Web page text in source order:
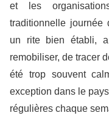
et les
traditionnelle journée
un rite bien établi,
remobiliser, de tracer
été trop souvent
exception dans le
régulières chaque